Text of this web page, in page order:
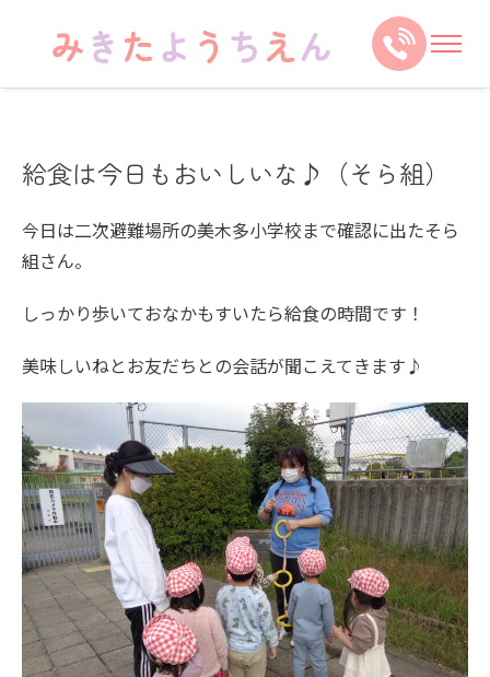
給食は今日もおいしいな♪（そら組）
今日は二次避難場所の美木多小学校まで確認に出たそら
組さん。
しっかり歩いておなかもすいたら給食の時間です！
美味しいねとお友だちとの会話が聞こえてきます♪